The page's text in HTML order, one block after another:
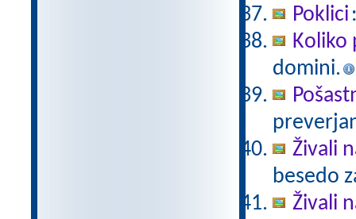
Poklici
Koliko
domini.
Živali
besedo
Živali